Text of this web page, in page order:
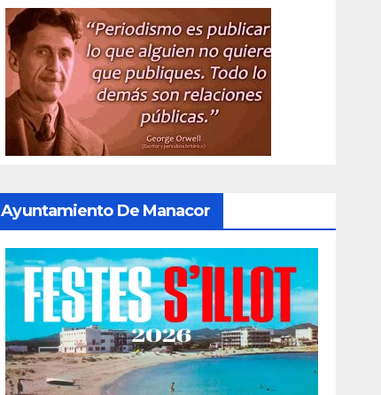
Ayuntamiento De Manacor